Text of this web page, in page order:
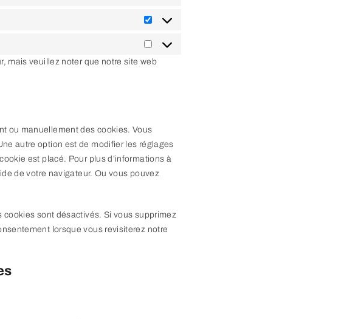
Statistiques
Marketing
mais veuillez noter que notre site web
ou manuellement des cookies. Vous
autre option est de modifier les réglages
est placé. Pour plus d’informations à
de votre navigateur. Ou vous pouvez
sont désactivés. Si vous supprimez
lorsque vous revisiterez notre